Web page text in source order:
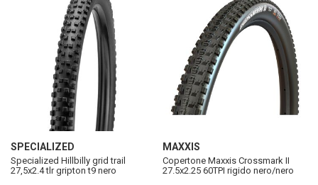
SPECIALIZED
Specialized Hillbilly grid trail
27,5x2.4 tlr gripton t9 nero
MAXXIS
Copertone Maxxis Crossmark II
27.5x2.25 60TPI rigido nero/nero